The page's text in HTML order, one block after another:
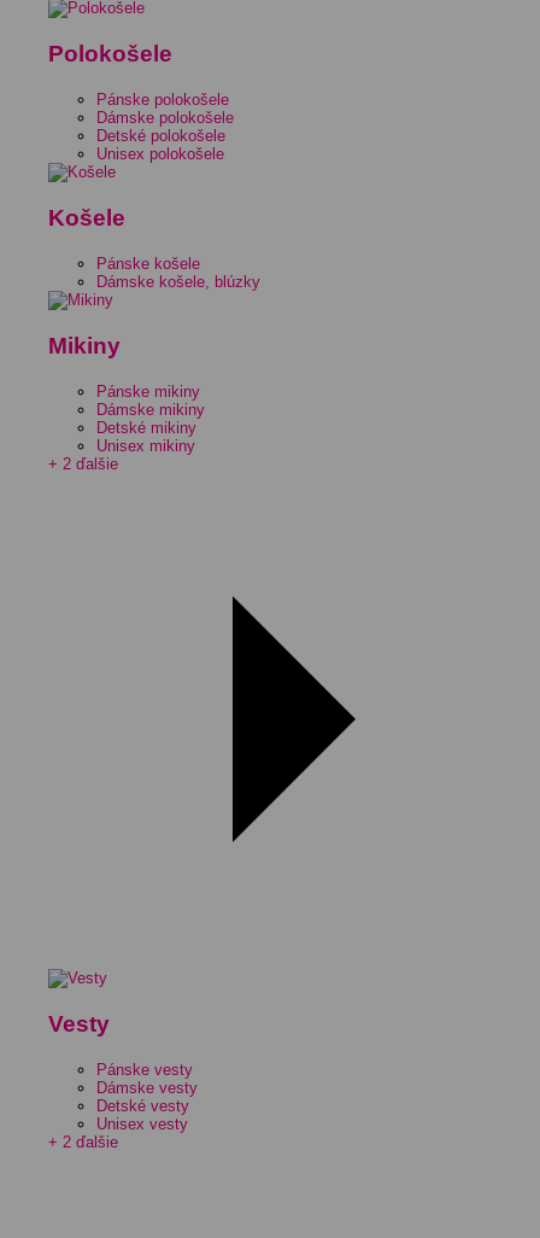
Polokošele
Pánske polokošele
Dámske polokošele
Detské polokošele
Unisex polokošele
Košele
Pánske košele
Dámske košele, blúzky
Mikiny
Pánske mikiny
Dámske mikiny
Detské mikiny
Unisex mikiny
+ 2 ďalšie
Vesty
Pánske vesty
Dámske vesty
Detské vesty
Unisex vesty
+ 2 ďalšie